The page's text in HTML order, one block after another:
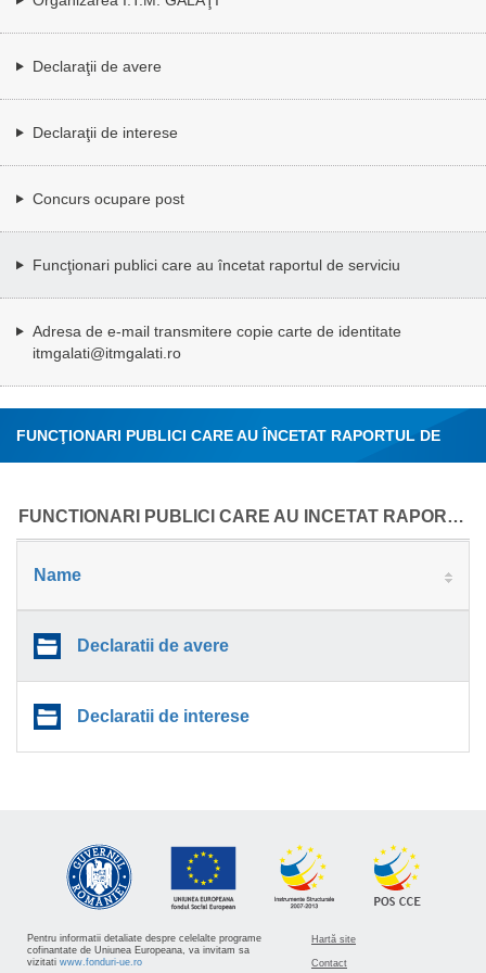
Declaraţii de avere
Declaraţii de interese
Concurs ocupare post
Funcţionari publici care au încetat raportul de serviciu
Adresa de e-mail transmitere copie carte de identitate
itmgalati@itmgalati.ro
FUNCŢIONARI PUBLICI CARE AU ÎNCETAT RAPORTUL DE
FUNCTIONARI PUBLICI CARE AU INCETAT RAPORTUL DE SERVICIU
Name
Declaratii de avere
Declaratii de interese
Pentru informatii detaliate despre celelalte programe
cofinantate de Uniunea Europeana, va invitam sa
vizitati www.fonduri-ue.ro
Hartă site
Contact